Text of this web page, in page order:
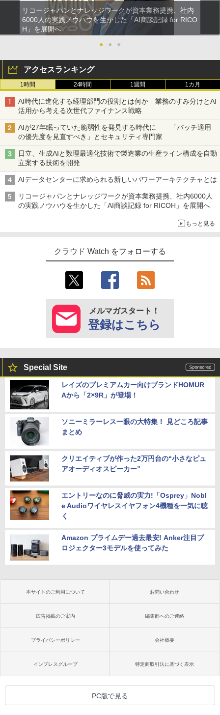
リコージャパンとナレッジワークが資本業務提携、社内
6000人の実践ノウハウを生かした「AI商談記録 for RICO
H」を展開へ
●
● ●
アクセスランキング
1時間 24時間 1週間 1カ月
AI時代に進化する経理部門の役割とは何か 業務のすみ分けとAI
活用から考える次世代ファイナンス戦略
AIが27年眠っていた脆弱性を発見する時代に――「パッチ適用
の優先度を見直すべき」とセキュリティ専門家
日立、生成AIと数理最適化技術で製造業の生産ライン構成を自動
立案する技術を開発
AIデータセンターに求められる新しいパワーアーキテクチャとは
リコージャパンとナレッジワークが資本業務提携、社内6000人
の実践ノウハウを生かした「AI商談記録 for RICOH」を展開へ
もっと見る
クラウド Watch をフォローする
メルマガスタート！
登録はこちら
Special Site
レイズのプレミアムカー向けブランドHOMUR
Aから「2×9R」が登場！
ソニーミラーレス一眼の大特集！ 見どころ記事
まとめ
クリエイティブが作った2万円台の“小さなピュ
アオーディオスピーカー”
エントリーなのに脅威の実力!「Osprey」Nobl
e Audioワイヤレスイヤフォン4機種を一気に聴
く
Amazon プライムデー過去最安! Anker注目プ
ロジェクター3モデルを使ってみた
本サイトのご利用について お問い合わせ
広告掲載のご案内 編集部へのご連絡
プライバシーポリシー 会社概要
インプレスグループ 特定商取引法に基づく表示
PC版で見る